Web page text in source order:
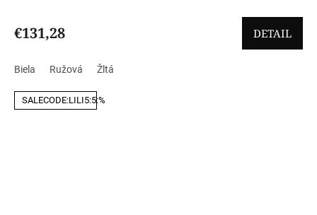
€131,28 DETAIL
Biela Ružová Žltá
SALECODE:LILI5:5:%